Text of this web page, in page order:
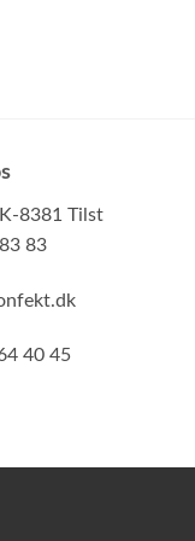
8381 Tilst
83
40 45